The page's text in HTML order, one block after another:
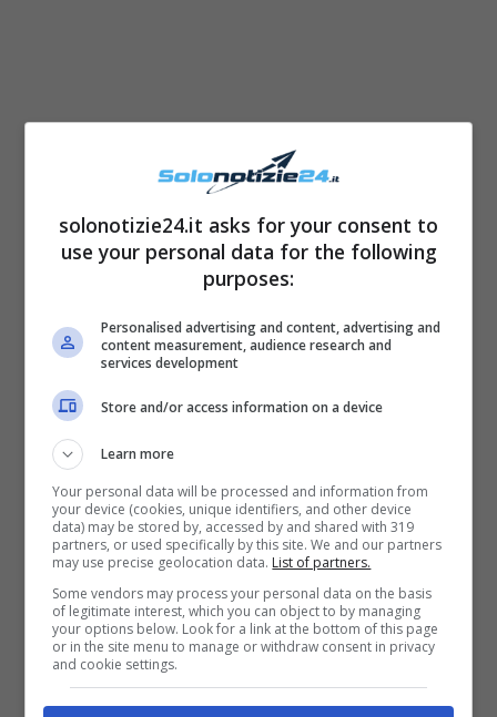
Uomini e Donne, Chiara e
Davide protagonisti di
questa calda estate
L’ex tronista e la corteggiatrice ci sono
piaciuti immediatamente.Davidenel suo
percorso all’interno dello studio diUomini e
Donneha avuto modo di conoscere anche
Beatrice con la quale ha stretto un rapporto
di affetto, ma l’amore porta il nome di Chiara
solonotizie24.it asks for your consent to
use your personal data for the following
purposes:
Personalised advertising and content, advertising and
content measurement, audience research and
services development
Store and/or access information on a device
Learn more
Your personal data will be processed and information from
your device (cookies, unique identifiers, and other device
data) may be stored by, accessed by and shared with 319
partners, or used specifically by this site. We and our partners
may use precise geolocation data. List of partners.
Some vendors may process your personal data on the basis
of legitimate interest, which you can object to by managing
your options below. Look for a link at the bottom of this page
or in the site menu to manage or withdraw consent in privacy
and cookie settings.